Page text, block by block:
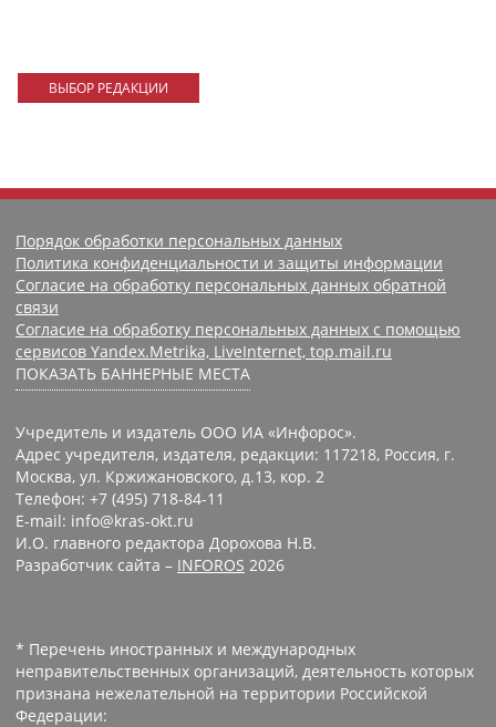
ВЫБОР РЕДАКЦИИ
Порядок обработки персональных данных
Политика конфиденциальности и защиты информации
Согласие на обработку персональных данных обратной
связи
Согласие на обработку персональных данных с помощью
сервисов Yandex.Metrika, LiveInternet, top.mail.ru
ПОКАЗАТЬ БАННЕРНЫЕ МЕСТА
Учредитель и издатель ООО ИА «Инфорос».
Адрес учредителя, издателя, редакции: 117218, Россия, г.
Москва, ул. Кржижановского, д.13, кор. 2
Телефон: +7 (495) 718-84-11
E-mail: info@kras-okt.ru
И.О. главного редактора Дорохова Н.В.
Разработчик сайта – INFOROS 2026
* Перечень иностранных и международных
неправительственных организаций, деятельность которых
признана нежелательной на территории Российской
Федерации: